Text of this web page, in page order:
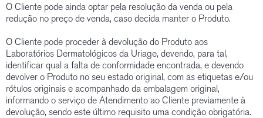
O Cliente pode ainda optar pela resolução da venda ou pela
redução no preço de venda, caso decida manter o Produto.
O Cliente pode proceder à devolução do Produto aos
Laboratórios Dermatológicos da Uriage, devendo, para tal,
identificar qual a falta de conformidade encontrada, e devendo
devolver o Produto no seu estado original, com as etiquetas e/ou
rótulos originais e acompanhado da embalagem original,
informando o serviço de Atendimento ao Cliente previamente à
devolução, sendo este último requisito uma condição obrigatória.